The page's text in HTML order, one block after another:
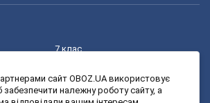
7 клас
9 клас
сайт OBOZ.UA використовує
належну роботу сайту, а